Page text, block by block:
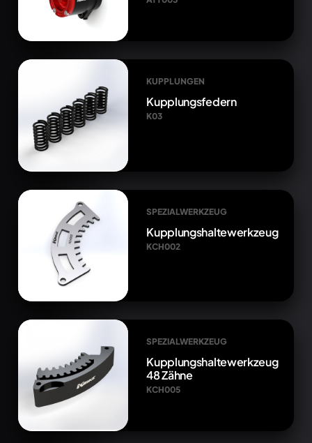
KUPPLUNGEN
Kupplungsfedern
K03
SPEZIALWERKZEUG
Kupplungshaltewerkzeug
KCH002
SPEZIALWERKZEUG
Kupplungshaltewerkzeug
48 Zähne
KCH005